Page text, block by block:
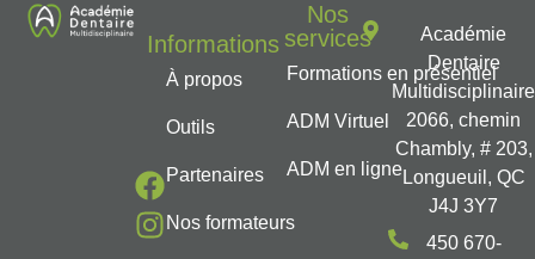
Informations
À propos
Outils
Partenaires
Nos formateurs
Nos
services
Formations en présentiel
ADM Virtuel
ADM en ligne
Académie
Dentaire
Multidisciplinaire
2066, chemin
Chambly, # 203,
Longueuil, QC
J4J 3Y7
450 670-